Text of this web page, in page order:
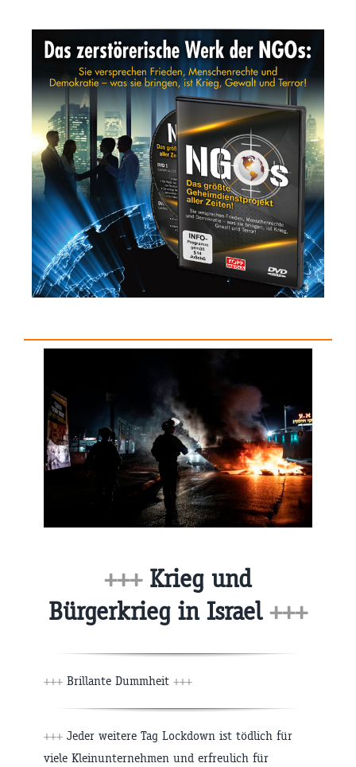
+++Krieg und
Bürgerkrieg in Israel +++
+++ Brillante Dummheit +++
+++ Jeder weitere Tag Lockdown ist tödlich für
viele Kleinunternehmen und erfreulich für